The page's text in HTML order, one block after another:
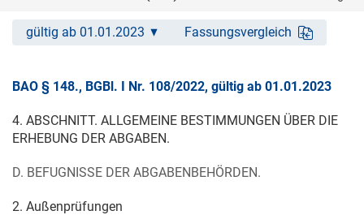
gültig ab 01.01.2023 Fassungsvergleich
BAO § 148., BGBl. I Nr. 108/2022, gültig ab 01.01.2023
4. ABSCHNITT. ALLGEMEINE BESTIMMUNGEN ÜBER DIE
ERHEBUNG DER ABGABEN.
D. BEFUGNISSE DER ABGABENBEHÖRDEN.
2. Außenprüfungen